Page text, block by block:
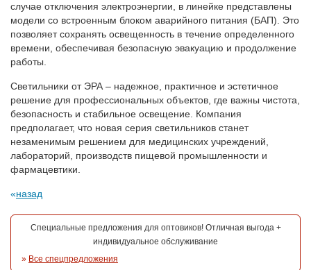
случае отключения электроэнергии, в линейке представлены
модели со встроенным блоком аварийного питания (БАП). Это
позволяет сохранять освещенность в течение определенного
времени, обеспечивая безопасную эвакуацию и продолжение
работы.
Светильники от ЭРА – надежное, практичное и эстетичное
решение для профессиональных объектов, где важны чистота,
безопасность и стабильное освещение. Компания
предполагает, что новая серия светильников станет
незаменимым решением для медицинских учреждений,
лабораторий, производств пищевой промышленности и
фармацевтики.
назад
Специальные предложения для оптовиков! Отличная выгода +
индивидуальное обслуживание
» Все спецпредложения